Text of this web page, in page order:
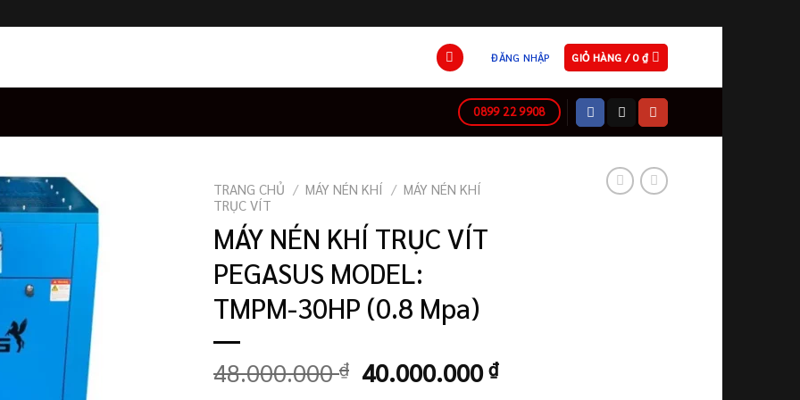
ĐĂNG NHẬP GIỎ HÀNG /0₫
0899 22 9908
TRANG CHỦ / MÁY NÉN KHÍ / MÁY NÉN KHÍ
TRỤC VÍT
MÁY NÉN KHÍ TRỤC VÍT
PEGASUS MODEL:
TMPM-30HP (0.8 Mpa)
48.000.000₫ Giá
40.000.000₫Giá